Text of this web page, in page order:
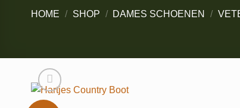
HOME / SHOP / DAMES SCHOENEN /